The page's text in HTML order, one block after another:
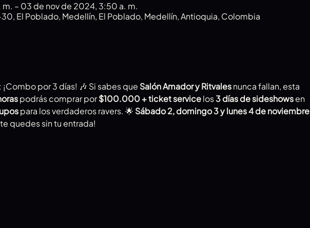
– 03 de nov de 2024, 3:50 a. m.
El Poblado, Medellín, El Poblado, Medellín, Antioquia, Colombia
¡Combo por 3 días! 🎶 Si sabes que Salón Amador y Ritvales nunca fallan, esta
podrás comprar por $100.000 + ticket service los 3 días de sideshows en
para los verdaderos ravers. 🌟 Sábado 2, domingo 3 y lunes 4 de noviembre
quedes sin tu entrada!